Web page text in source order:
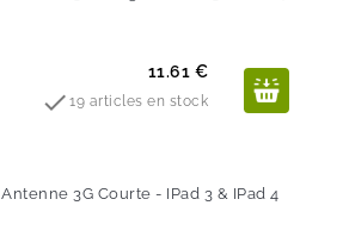
Prix
11.61 €
19 articles en stock
Antenne 3G Courte - IPad 3 & IPad 4